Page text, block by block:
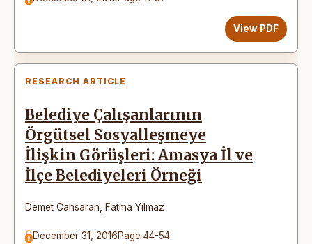
View PDF
RESEARCH ARTICLE
Belediye Çalışanlarının
Örgütsel Sosyalleşmeye
İlişkin Görüşleri: Amasya İl ve
İlçe Belediyeleri Örneği
Demet Cansaran Fatma Yılmaz
December 31, 2016Page 44-54